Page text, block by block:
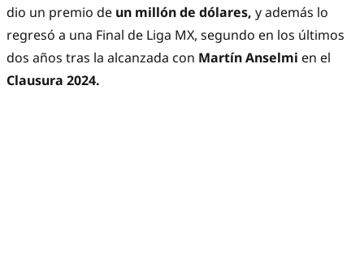
dio un premio de un millón de dólares, y además lo
regresó a una Final de Liga MX, segundo en los últimos
dos años tras la alcanzada con Martín Anselmi en el
Clausura 2024.